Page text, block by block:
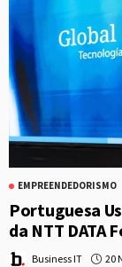
EMPREENDEDORISMO
Portuguesa
da NTT DATA
Business IT 20